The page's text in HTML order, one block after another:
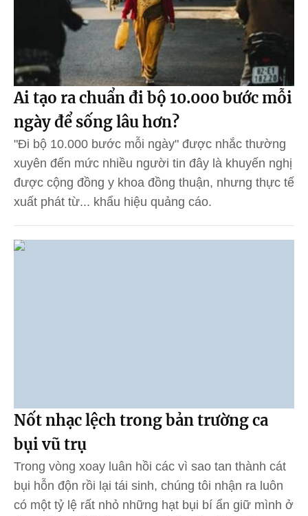
Ai tạo ra chuẩn đi bộ 10.000 bước mỗi
ngày để sống lâu hơn?
"Đi bộ 10.000 bước mỗi ngày" được nhắc thường
xuyên đến mức nhiều người tin đây là khuyến nghị
được cộng đồng y khoa đồng thuận, nhưng thực tế
xuất phát từ... khẩu hiệu quảng cáo.
Nốt nhạc lệch trong bản trường ca
bụi vũ trụ
Trong vòng xoay luân hồi các vì sao tan thành cát
bụi hỗn độn rồi lại tái sinh, chúng tôi nhận ra luôn
có một tỷ lệ rất nhỏ những hạt bụi bí ẩn giữ mình ở